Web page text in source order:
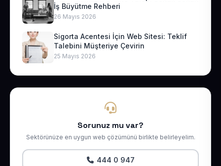
İş Büyütme Rehberi
26 Mayıs 2026
Sigorta Acentesi İçin Web Sitesi: Teklif
Talebini Müşteriye Çevirin
25 Mayıs 2026
Sorunuz mu var?
Sektörünüze en uygun web çözümünü birlikte belirleyelim.
444 0 947